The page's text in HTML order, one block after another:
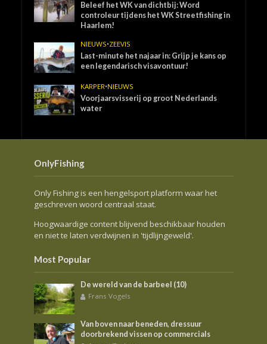
Beleef het WK van dichtbij: Word
controleur tijdens het WK Streetfishing in
Haarlem!
NIEUWS•ZEEVIS
Last-minute het najaar in: Grijp je kans op
een legendarisch visavontuur!
KARPER•NIEUWS
Voorjaarsvisserij op groot Nederlands
water
OnlyFishing
Only Fishing is een hengelsport platform waar het
geschreven woord centraal staat.
Hoogwaardige content blijvend beschikbaar houden
en niet te laten verdwijnen in 'tijdlijngeweld'.
Most Popular
De wereld van de barbeel (10)
Frans Vogels
Van boven naar beneden, dressuur
doorbrekend vissen op commercials